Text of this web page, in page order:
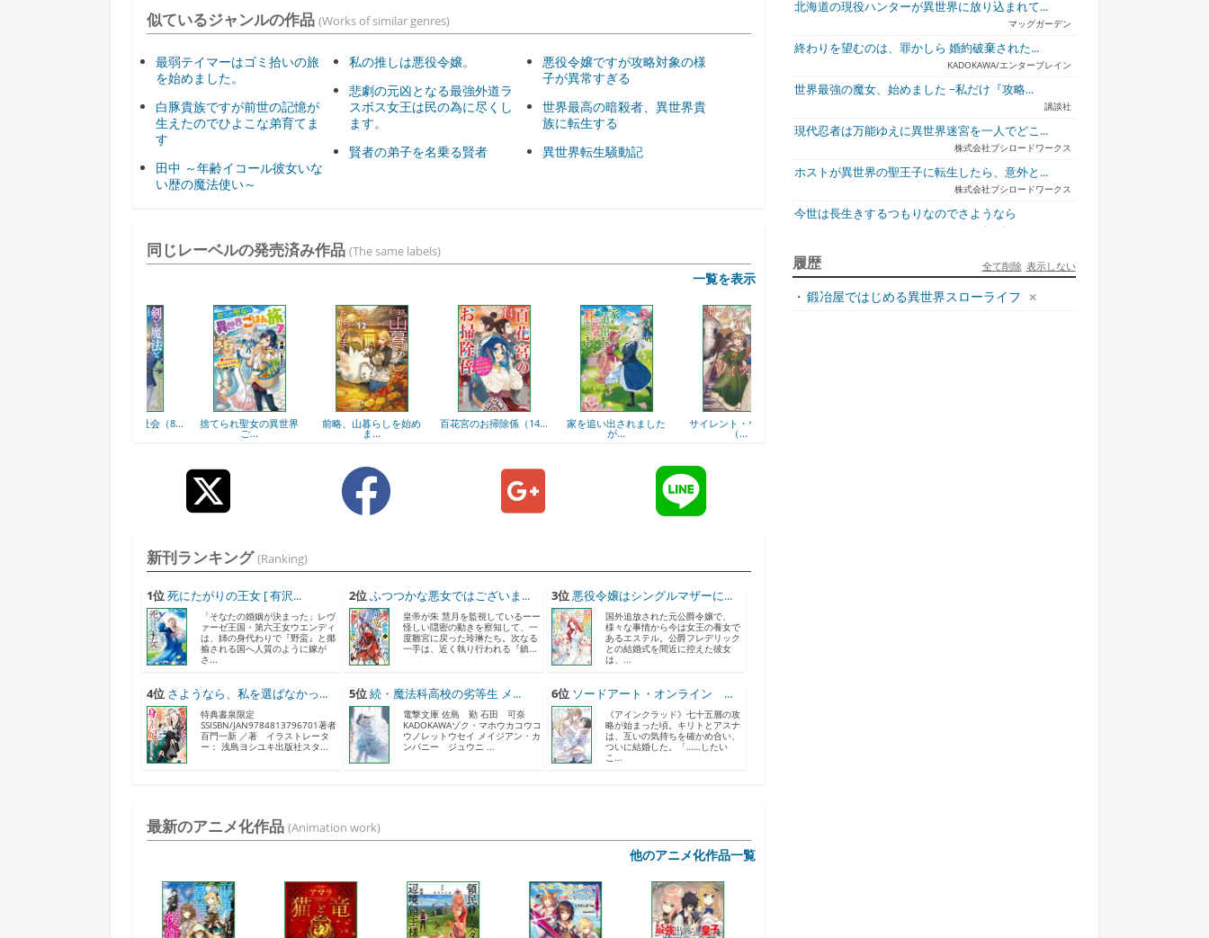
似ているジャンルの作品 (Works of similar genres)
最弱テイマーはゴミ拾いの旅
を始めました。
白豚貴族ですが前世の記憶が
生えたのでひよこな弟育てま
す
田中 ～年齢イコール彼女いな
い歴の魔法使い～
私の推しは悪役令嬢。
悲劇の元凶となる最強外道ラ
スボス女王は民の為に尽くし
ます。
賢者の弟子を名乗る賢者
悪役令嬢ですが攻略対象の様
子が異常すぎる
世界最高の暗殺者、異世界貴
族に転生する
異世界転生騒動記
同じレーベルの発売済み作品 (The same labels)
一覧を表示
捨てられ聖女の異世界
ご...
前略、山暮らしを始め
ま...
百花宮のお掃除係（14... 家を追い出されました
が...
サイレント・ウィッチ
（...
新刊ランキング (Ranking)
1位 死にたがりの王女 [ 有沢...
「そなたの婚姻が決まった」レヴ
ァーゼ王国・第六王女ウエンディ
は、姉の身代わりで『野蛮』と揶
揄される国へ人質のように嫁が
さ...
2位 ふつつかな悪女ではございま...
皇帝が朱 慧月を監視しているーー
怪しい隠密の動きを察知して、一
度雛宮に戻った玲琳たち。次なる
一手は、近く執り行われる『鎮...
3位 悪役令嬢はシングルマザーに...
国外追放された元公爵令嬢で、
様々な事情から今は女王の養女で
あるエステル。公爵フレデリック
との結婚式を間近に控えた彼女
は、...
4位 さようなら、私を選ばなかっ...
特典書泉限定
SSISBN/JAN9784813796701著者
百門一新 ／著 イラストレータ
ー： 浅島ヨシユキ出版社スタ...
5位 続・魔法科高校の劣等生 メ...
電撃文庫 佐島 勤 石田 可奈
KADOKAWAゾク・マホウカコウコ
ウノレットウセイ メイジアン・カ
ンパニー ジュウニ ...
6位 ソードアート・オンライン ...
《アインクラッド》七十五層の攻
略が始まった頃。キリトとアスナ
は、互いの気持ちを確かめ合い、
ついに結婚した。「……したい
こ...
最新のアニメ化作品 (Animation work)
他のアニメ化作品一覧
北海道の現役ハンターが異世界に放り込まれて...
マッグガーデン
終わりを望むのは、罪かしら 婚約破棄された...
KADOKAWA/エンターブレイン
世界最強の魔女、始めました ~私だけ『攻略...
講談社
現代忍者は万能ゆえに異世界迷宮を一人でどこ...
株式会社ブシロードワークス
ホストが異世界の聖王子に転生したら、意外と...
株式会社ブシロードワークス
今世は長生きするつもりなのでさようなら
宇都宮ケーブルテレビ
ジュリとエレナの森の相談所 ~付与の力であ...
一二三書房
天才悪女は嘘を見破る2
履歴 表示しない
全て削除
・ 鍛冶屋ではじめる異世界スローライフ